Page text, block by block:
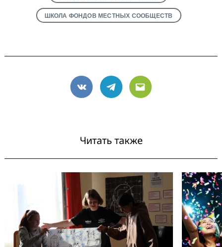
ШКОЛА ФОНДОВ МЕСТНЫХ СООБЩЕСТВ
VK Telegram
Email
Читать также